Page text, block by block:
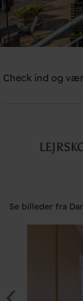
Brug for
Check ind og
Se billeder fra